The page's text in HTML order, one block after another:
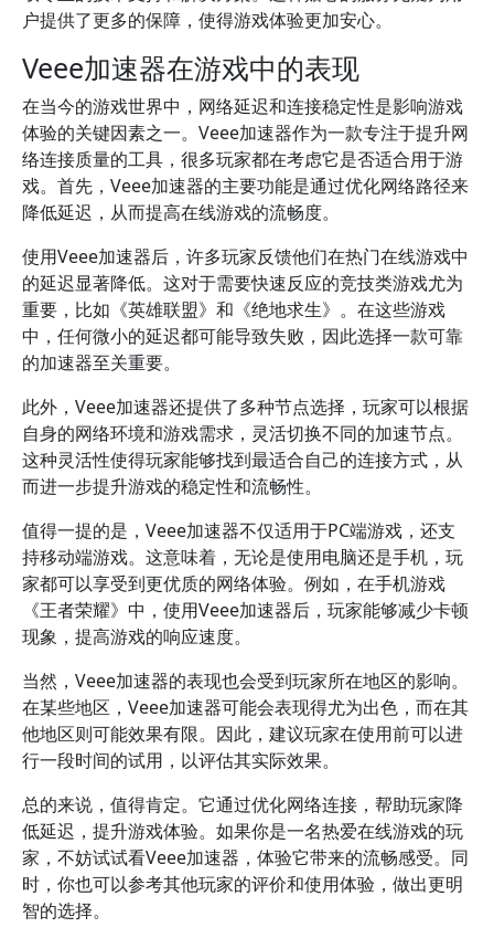
户提供了更多的保障，使得游戏体验更加安心。
Veee加速器在游戏中的表现
在当今的游戏世界中，网络延迟和连接稳定性是影响游戏
体验的关键因素之一。Veee加速器作为一款专注于提升网
络连接质量的工具，很多玩家都在考虑它是否适合用于游
戏。首先，Veee加速器的主要功能是通过优化网络路径来
降低延迟，从而提高在线游戏的流畅度。
使用Veee加速器后，许多玩家反馈他们在热门在线游戏中
的延迟显著降低。这对于需要快速反应的竞技类游戏尤为
重要，比如《英雄联盟》和《绝地求生》。在这些游戏
中，任何微小的延迟都可能导致失败，因此选择一款可靠
的加速器至关重要。
此外，Veee加速器还提供了多种节点选择，玩家可以根据
自身的网络环境和游戏需求，灵活切换不同的加速节点。
这种灵活性使得玩家能够找到最适合自己的连接方式，从
而进一步提升游戏的稳定性和流畅性。
值得一提的是，Veee加速器不仅适用于PC端游戏，还支
持移动端游戏。这意味着，无论是使用电脑还是手机，玩
家都可以享受到更优质的网络体验。例如，在手机游戏
《王者荣耀》中，使用Veee加速器后，玩家能够减少卡顿
现象，提高游戏的响应速度。
当然，Veee加速器的表现也会受到玩家所在地区的影响。
在某些地区，Veee加速器可能会表现得尤为出色，而在其
他地区则可能效果有限。因此，建议玩家在使用前可以进
行一段时间的试用，以评估其实际效果。
总的来说，值得肯定。它通过优化网络连接，帮助玩家降
低延迟，提升游戏体验。如果你是一名热爱在线游戏的玩
家，不妨试试看Veee加速器，体验它带来的流畅感受。同
时，你也可以参考其他玩家的评价和使用体验，做出更明
智的选择。